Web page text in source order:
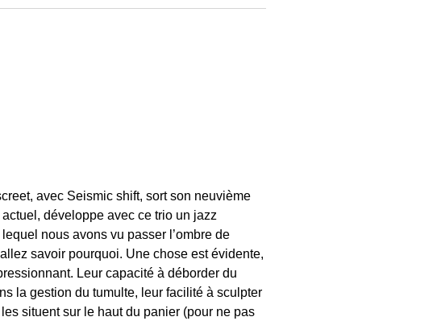
avec Seismic shift, sort son neuvième
développe avec ce trio un jazz
nous avons vu passer l’ombre de
savoir pourquoi. Une chose est évidente,
Leur capacité à déborder du
la gestion du tumulte, leur facilité à sculpter
situent sur le haut du panier (pour ne pas